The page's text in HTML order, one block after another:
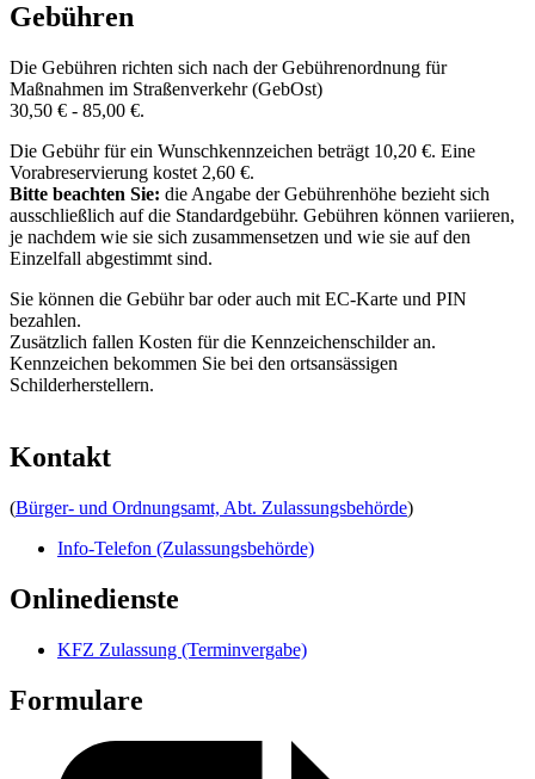
Gebühren
Die Gebühren richten sich nach der Gebührenordnung für
Maßnahmen im Straßenverkehr (GebOst)
30,50 € - 85,00 €.
Die Gebühr für ein Wunschkennzeichen beträgt 10,20 €. Eine
Vorabreservierung kostet 2,60 €.
Bitte beachten Sie: die Angabe der Gebührenhöhe bezieht sich
ausschließlich auf die Standardgebühr. Gebühren können variieren,
je nachdem wie sie sich zusammensetzen und wie sie auf den
Einzelfall abgestimmt sind.
Sie können die Gebühr bar oder auch mit EC-Karte und PIN
bezahlen.
Zusätzlich fallen Kosten für die Kennzeichenschilder an.
Kennzeichen bekommen Sie bei den ortsansässigen
Schilderherstellern.
Kontakt
(Bürger- und Ordnungsamt, Abt. Zulassungsbehörde)
Info-Telefon (Zulassungsbehörde)
Onlinedienste
KFZ Zulassung (Terminvergabe)
Formulare